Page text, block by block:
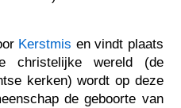
Kerstmis en vindt plaats
christelijke wereld (de
kerken) wordt op deze
de geboorte van